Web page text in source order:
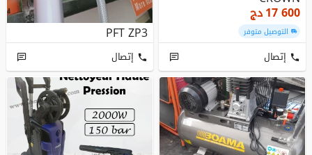
17 600دج
التوصيل متوفر
إتصال
PFT ZP3
إتصال